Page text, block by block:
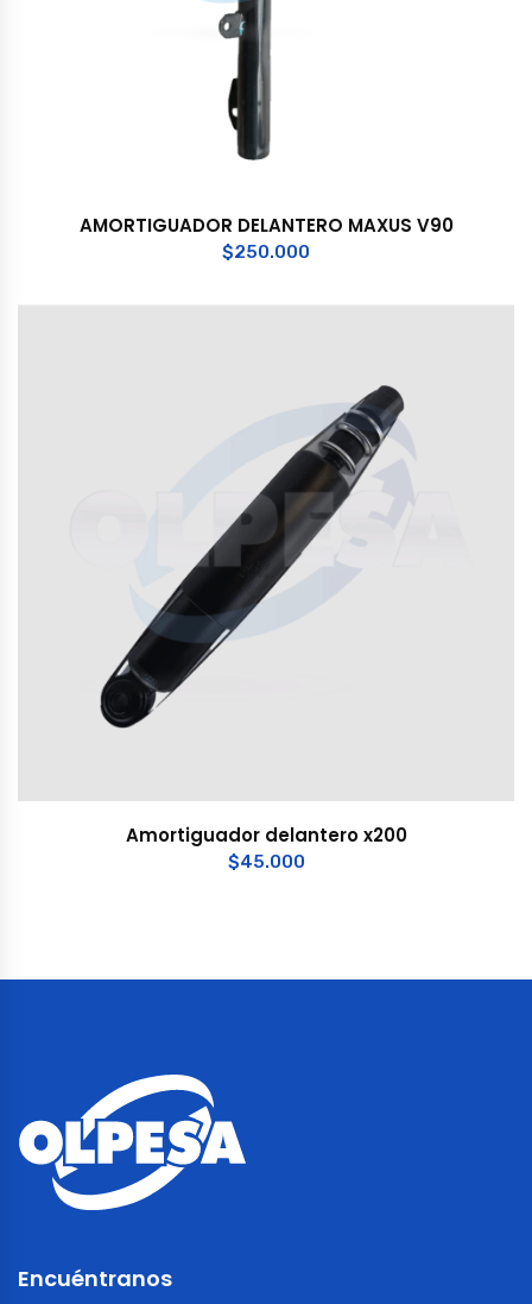
AMORTIGUADOR DELANTERO MAXUS V90
$250.000
Amortiguador delantero x200
$45.000
Encuéntranos